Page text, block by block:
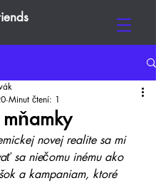
Minut čtení: 1
novej realite sa mi
sa niečomu inému ako
a kampaniam, ktoré